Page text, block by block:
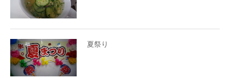
夏祭り